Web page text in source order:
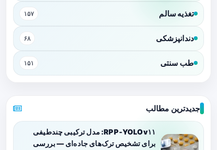
تغذیه سالم ۱۵۷
دندانپزشکی ۶۸
طب سنتی ۱۵۱
جدیدترین مطالب
RPP‑YOLOv۱۱: مدل ترکیبی چندطیفی
برای تشخیص ترک‌های جاده‌ای — بررسی